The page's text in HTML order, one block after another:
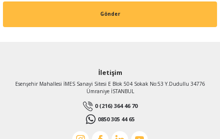
Gönder
İletişim
Esenşehir Mahallesi İMES Sanayi Sitesi E Blok 504 Sokak No:53 Y.Dudullu 34776
Ümraniye İSTANBUL
0 (216) 364 46 70
0850 305 44 65